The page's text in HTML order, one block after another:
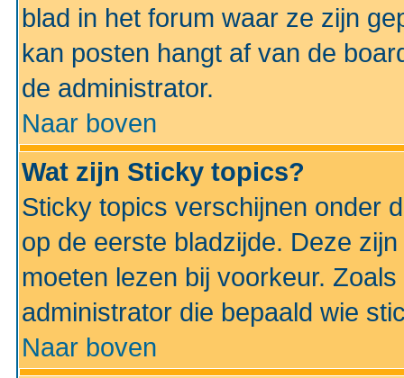
blad in het forum waar ze zijn
kan posten hangt af van de
de administrator.
Naar boven
Wat zijn Sticky topics?
Sticky topics verschijnen onder
op de eerste bladzijde. Deze
moeten lezen bij voorkeur.
administrator die bepaald wie
Naar boven